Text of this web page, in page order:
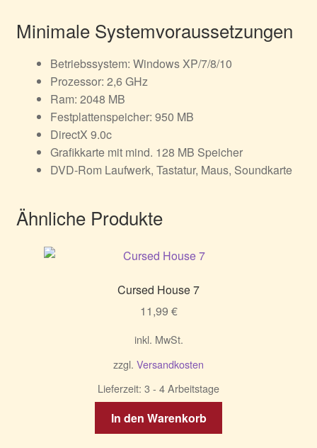
Minimale Systemvoraussetzungen
Betriebssystem: Windows XP/7/8/10
Prozessor: 2,6 GHz
Ram: 2048 MB
Festplattenspeicher: 950 MB
DirectX 9.0c
Grafikkarte mit mind. 128 MB Speicher
DVD-Rom Laufwerk, Tastatur, Maus, Soundkarte
Ähnliche Produkte
Cursed House 7
11,99 €
inkl. MwSt.
zzgl. Versandkosten
Lieferzeit: 3 - 4 Arbeitstage
In den Warenkorb